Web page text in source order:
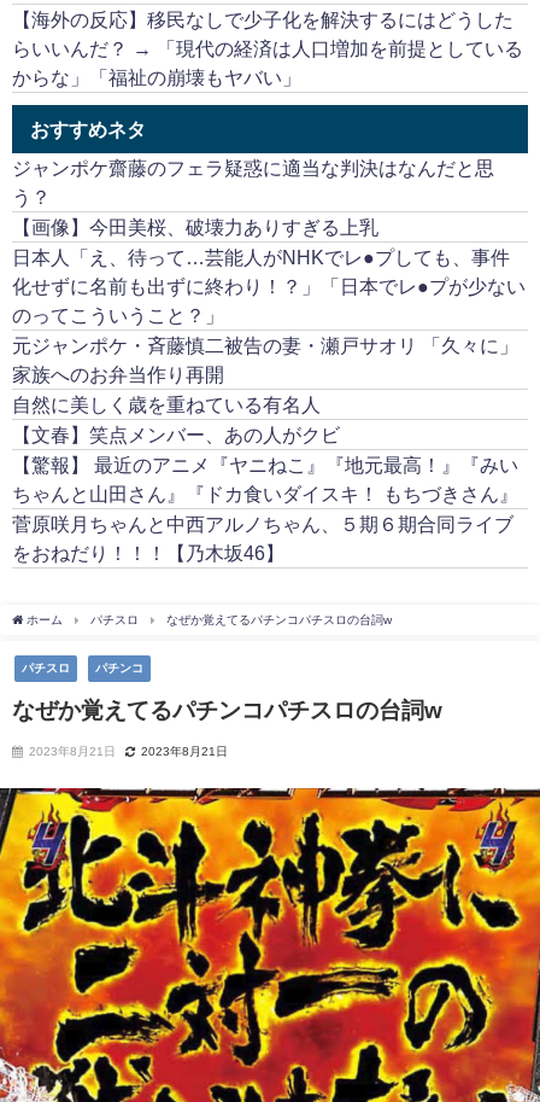
【海外の反応】移民なしで少子化を解決するにはどうした
らいいんだ？ → 「現代の経済は人口増加を前提としている
からな」「福祉の崩壊もヤバい」
おすすめネタ
ジャンポケ齋藤のフェラ疑惑に適当な判決はなんだと思
う？
【画像】今田美桜、破壊力ありすぎる上乳
日本人「え、待って…芸能人がNHKでレ●プしても、事件
化せずに名前も出ずに終わり！？」「日本でレ●プが少ない
のってこういうこと？」
元ジャンポケ・斉藤慎二被告の妻・瀬戸サオリ 「久々に」
家族へのお弁当作り再開
自然に美しく歳を重ねている有名人
【文春】笑点メンバー、あの人がクビ
【驚報】 最近のアニメ『ヤニねこ』『地元最高！』『みい
ちゃんと山田さん』『ドカ食いダイスキ！ もちづきさん』
菅原咲月ちゃんと中西アルノちゃん、５期６期合同ライブ
をおねだり！！！【乃木坂46】
ホーム パチスロ なぜか覚えてるパチンコパチスロの台詞w
パチスロ パチンコ
なぜか覚えてるパチンコパチスロの台詞w
2023年8月21日 2023年8月21日